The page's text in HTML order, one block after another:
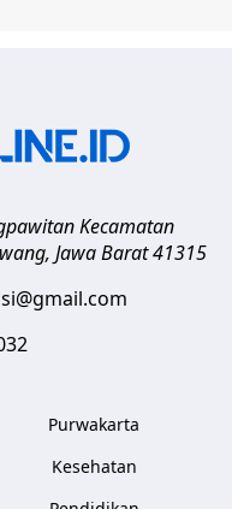
Kecamatan
, Jawa Barat 41315
Purwakarta
Kesehatan